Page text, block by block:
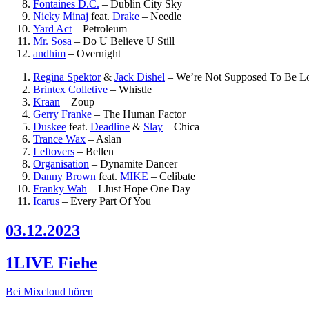
Fontaines D.C. – Dublin City Sky
Nicky Minaj feat. Drake – Needle
Yard Act – Petroleum
Mr. Sosa – Do U Believe U Still
andhim – Overnight
Regina Spektor& Jack Dishel – We’re Not Supposed To Be
Brintex Colletive – Whistle
Kraan – Zoup
Gerry Franke – The Human Factor
Duskee feat. Deadline & Slay – Chica
Trance Wax – Aslan
Leftovers – Bellen
Organisation – Dynamite Dancer
Danny Brown feat. MIKE – Celibate
Franky Wah – I Just Hope One Day
Icarus – Every Part Of You
03.12.2023
1LIVE Fiehe
Bei Mixcloud hören